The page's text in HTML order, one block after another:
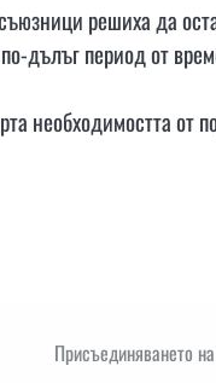
решиха да
дълъг период от
необходимостта от
Присъединяването